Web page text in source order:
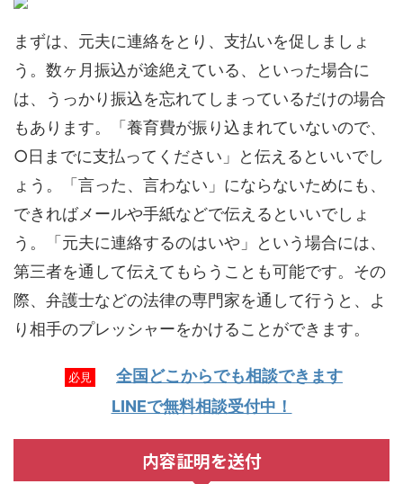
まずは、元夫に連絡をとり、支払いを促しましょ
う。数ヶ月振込が途絶えている、といった場合に
は、うっかり振込を忘れてしまっているだけの場合
もあります。「養育費が振り込まれていないので、
○日までに支払ってください」と伝えるといいでし
ょう。「言った、言わない」にならないためにも、
できればメールや手紙などで伝えるといいでしょ
う。
「元夫に連絡するのはいや」という場合には、
第三者を通して伝えてもらうことも可能です。 その
際、弁護士などの法律の専門家を通して行うと、よ
り相手のプレッシャーをかけることができます。
必見
全国どこからでも相談できます
LINEで無料相談受付中！
内容証明を送付